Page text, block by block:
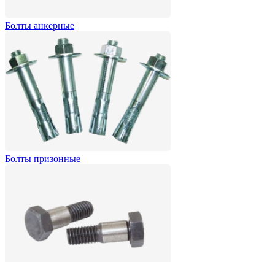
Болты анкерные
Болты призонные